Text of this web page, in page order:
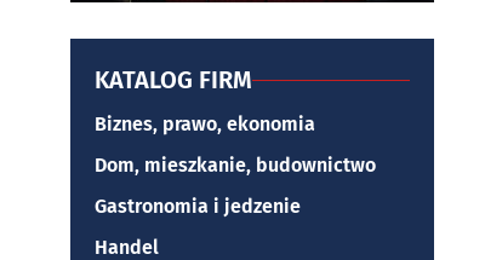
KATALOG FIRM
Biznes, prawo, ekonomia
Dom, mieszkanie, budownictwo
Gastronomia i jedzenie
Handel